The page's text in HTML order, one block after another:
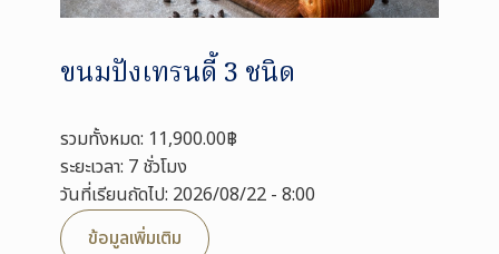
ขนมปังเทรนดี้ 3 ชนิด
รวมทั้งหมด: 11,900.00฿
ระยะเวลา: 7 ชั่วโมง
วันที่เรียนถัดไป: 2026/08/22 - 8:00
ข้อมูลเพิ่มเติม